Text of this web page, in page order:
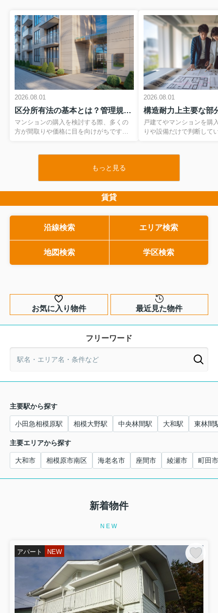
中古住宅の購入を検討していると、契
約不適合責任や瑕疵担保責任という専
門用語が出てきますが、その違いを正
しく理解できている方は多くありませ
ん。しかし、2020年の民法改正でルー
ルが大きく変わった今、これ...
2026.08.01
住宅ローン特約とは何か知っています
か？マイホーム購入前に知る...
マイホームの購入は、多くの方にとっ
て一生に何度もない大きな決断です。
その一方で、住宅ローンの審査や契約
の流れには専門用語が多く、不安を感
か。なかでも、売買契約と深く関...
みをわかりやすく解説
た時に選択肢となるのが、マイホーム
今度は賃貸として住み続けるこの...
2026.08.01
区分所有法の基本とは？管理規約のチェックポイントを押さえて安心購入
マンションの購入を検討する際、多くの
方が間取りや価格に目を向けがちです
共用部分の線引き、管理組合のルール、
トです。しかし、専門用語が多く、何を
どう確認すればよいのか分かりにくいの
も事実です。そこで今回は、マンション
購入を検討している方に向けて、区分所
有法と管理規約の基本から、具体的なチ
ェックポイントまでを分かりやすく解説
します。この記事を読み進めていただく
2026.08.01
戸建てやマンションを購
りや設備だけで判断して
です。そこで本記事では
味をできるだけわかりや
戸建てとマンションでの
能・10年保証との関係ま
します。購入前にどこを
か、専門家へ相談するタ
的にご紹介しますので、
もっと見る
賃貸
沿線検索 エリア検索
地図検索 学区検索
お気に入り物件 最近見た物件
フリーワード
主要駅から探す
小田急相模原駅 相模大野駅 中央林間駅 大和駅 東林間
主要エリアから探す
大和市 相模原市南区 海老名市 座間市 綾瀬市 町田市
新着物件
NEW
アパート NEW